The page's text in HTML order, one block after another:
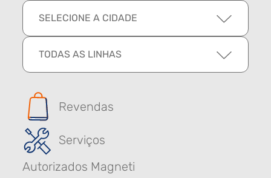
SELECIONE A CIDADE
TODAS AS LINHAS
Revendas
Serviços
Autorizados Magneti